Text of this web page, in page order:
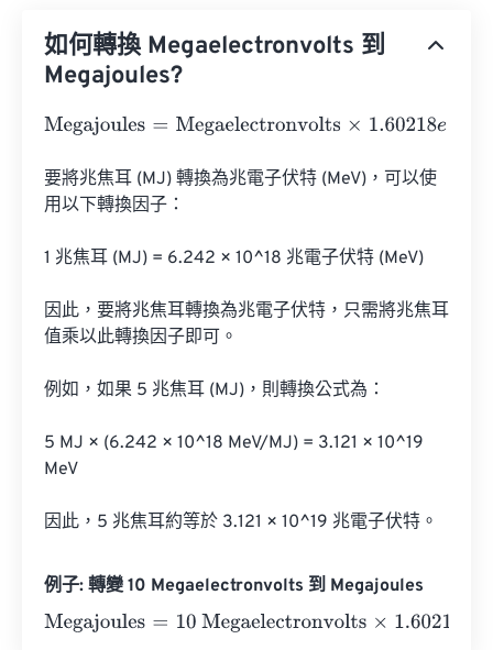
如何轉換 Megaelectronvolts 到
Megajoules?
Megajoules= Megaelectronvolts×1.60218 e-19
要將兆焦耳 (MJ) 轉換為兆電子伏特 (MeV)，可以使
用以下轉換因子：
1 兆焦耳 (MJ) = 6.242 × 10^18 兆電子伏特 (MeV)
因此，要將兆焦耳轉換為兆電子伏特，只需將兆焦耳
值乘以此轉換因子即可。
例如，如果 5 兆焦耳 (MJ)，則轉換公式為：
5 MJ × (6.242 × 10^18 MeV/MJ) = 3.121 × 10^19
MeV
因此，5 兆焦耳約等於 3.121 × 10^19 兆電子伏特。
例子: 轉變 10 Megaelectronvolts 到 Megajoules
Megajoules= 10 Megaelectronvolts×1.60218 e-19=0